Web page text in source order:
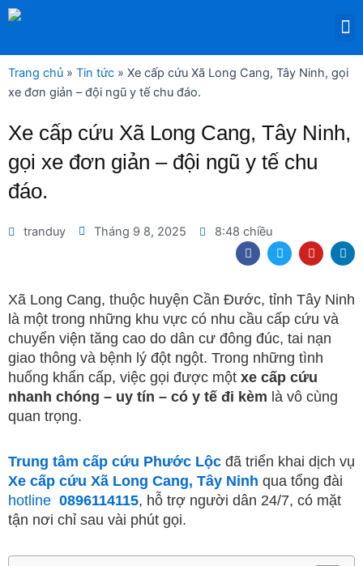
Nhảy
dung
Trang chủ » Tin tức » Xe cấp cứu Xã Long Cang, Tây Ninh, gọi
xe đơn giản – đội ngũ y tế chu đáo.
Xe cấp cứu Xã Long Cang, Tây Ninh,
gọi xe đơn giản – đội ngũ y tế chu
đáo.
tranduy Tháng 9 8, 2025 8:48 chiều
F
a
c
b
o
o
k
T
w
i
t
e
r
Y
o
u
u
b
e
L
i
n
e
d
Xã Long Cang, thuộc huyện Cần Đước, tỉnh Tây Ninh
là một trong những khu vực có nhu cầu cấp cứu và
chuyển viện tăng cao do dân cư đông đúc, tai nạn
giao thông và bệnh lý đột ngột. Trong những tình
huống khẩn cấp, việc gọi được một xe cấp cứu
nhanh chóng – uy tín – có y tế đi kèm là vô cùng
quan trọng.
Trung tâm cấp cứu Phước Lộc đã triển khai dịch vụ
Xe cấp cứu Xã Long Cang, Tây Ninh qua tổng đài
hotline 0896114115, hỗ trợ người dân 24/7, có mặt
tận nơi chỉ sau vài phút gọi.